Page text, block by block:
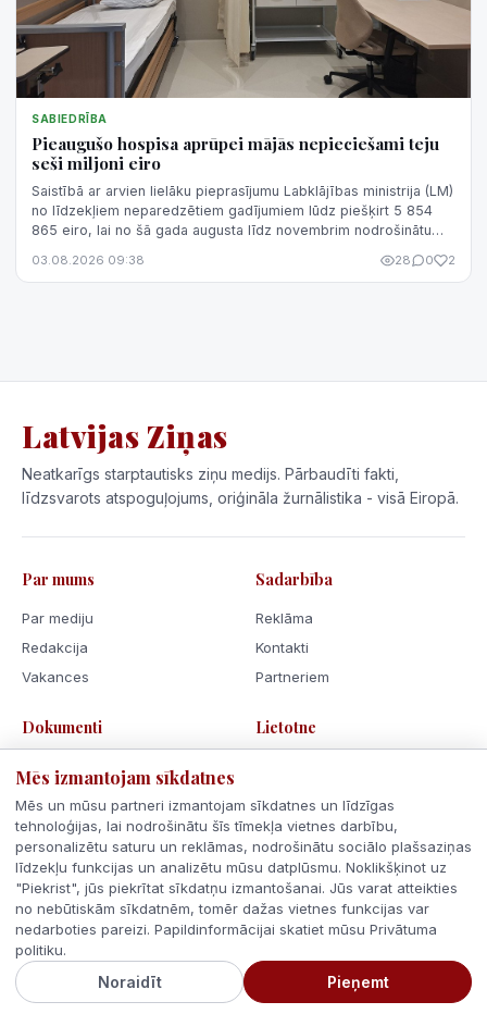
SABIEDRĪBA
Pieaugušo hospisa aprūpei mājās nepieciešami teju
seši miljoni eiro
Saistībā ar arvien lielāku pieprasījumu Labklājības ministrija (LM)
no līdzekļiem neparedzētiem gadījumiem lūdz piešķirt 5 854
865 eiro, lai no šā gada augusta līdz novembrim nodrošinātu
03.08.2026 09:38 28 0 2
Latvijas Ziņas
Neatkarīgs starptautisks ziņu medijs. Pārbaudīti fakti,
līdzsvarots atspoguļojums, oriģināla žurnālistika - visā Eiropā.
Par mums
Par mediju
Redakcija
Vakances
Sadarbība
Reklāma
Kontakti
Partneriem
Dokumenti
Lietošanas noteikumi
Sīkdatnes
Rīcības kodekss
Lietotne
© 2026 Latvijas Ziņas. Visas tiesības aizsargātas.
Latvijā
Mēs izmantojam sīkdatnes
Mēs un mūsu partneri izmantojam sīkdatnes un līdzīgas
tehnoloģijas, lai nodrošinātu šīs tīmekļa vietnes darbību,
personalizētu saturu un reklāmas, nodrošinātu sociālo plašsaziņas
līdzekļu funkcijas un analizētu mūsu datplūsmu. Noklikšķinot uz
"Piekrist", jūs piekrītat sīkdatņu izmantošanai. Jūs varat atteikties
no nebūtiskām sīkdatnēm, tomēr dažas vietnes funkcijas var
nedarboties pareizi. Papildinformācijai skatiet mūsu Privātuma
politiku.
Noraidīt Pieņemt